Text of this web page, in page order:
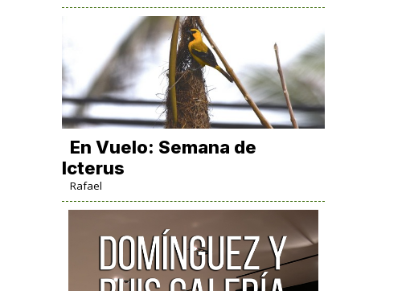
En Vuelo: Semana de
Icterus
Rafael